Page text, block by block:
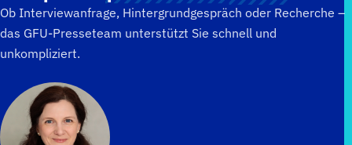
Ob Interviewanfrage, Hintergrundgespräch oder Recherche –
das GFU-Presseteam unterstützt Sie schnell und
unkompliziert.